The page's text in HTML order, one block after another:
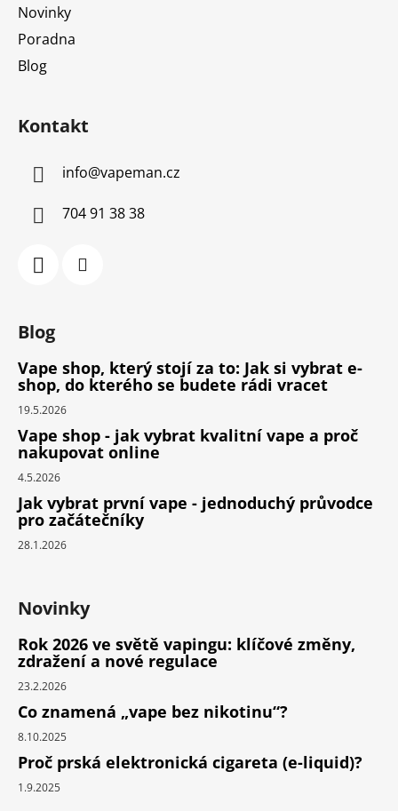
Novinky
Poradna
Blog
Kontakt
info@vapeman.cz
704 91 38 38
Blog
Vape shop, který stojí za to: Jak si vybrat e-
shop, do kterého se budete rádi vracet
19.5.2026
Vape shop - jak vybrat kvalitní vape a proč
nakupovat online
4.5.2026
Jak vybrat první vape - jednoduchý průvodce
pro začátečníky
28.1.2026
Novinky
Rok 2026 ve světě vapingu: klíčové změny,
zdražení a nové regulace
23.2.2026
Co znamená „vape bez nikotinu“?
8.10.2025
Proč prská elektronická cigareta (e-liquid)?
1.9.2025